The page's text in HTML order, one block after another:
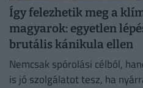
Így felezhetik meg a
magyarok: egyetlen
brutális kánikula ellen
Nemcsak spórolási célból,
is jó szolgálatot tesz, ha